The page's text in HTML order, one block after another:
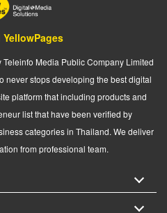
Media Public Company Limited
never stops developing the best digital
platform that including products and
list that have been verified by
categories in Thailand. We deliver
from professional team.